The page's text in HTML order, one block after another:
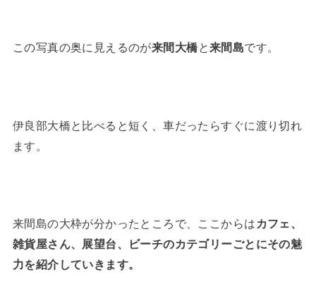
この写真の奥に見えるのが来間大橋と来間島です。
伊良部大橋と比べると短く、車だったらすぐに渡り切れ
ます。
来間島の大枠が分かったところで、ここからは カフェ、
雑貨屋さん、展望台、ビーチのカテゴリーごとにその魅
力を紹介していきます。